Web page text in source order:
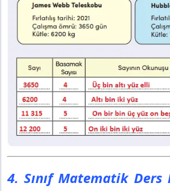
4. Sınıf Matematik Ders